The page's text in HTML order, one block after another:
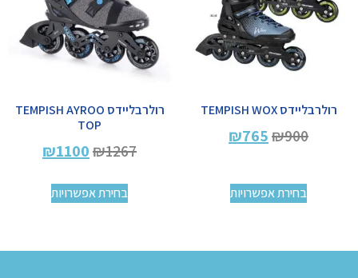
רולרבליידס TEMPISH WOX
₪900
₪765
בחירת אפשרויות
רולרבליידס TEMPISH AYROO
TOP
₪1267
₪1100
בחירת אפשרויות